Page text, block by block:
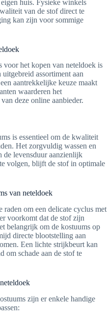
huis. Fysieke winkels
van de stof direct te
kan zijn voor sommige
voor het kopen van neteldoek is
assortiment aan
aantrekkelijke keuze maakt
waarderen het
deze online aanbieder.
is essentieel om de kwaliteit
Het zorgvuldig wassen en
de levensduur aanzienlijk
volgen, blijft de stof in optimale
van neteldoek
raden om een delicate cyclus met
voorkomt dat de stof zijn
belangrijk om de kostuums op
directe blootstelling aan
Een lichte strijkbeurt kan
om schade aan de stof te
zijn er enkele handige